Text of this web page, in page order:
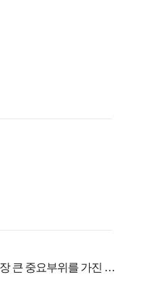
큰 중요부위를 가진 남